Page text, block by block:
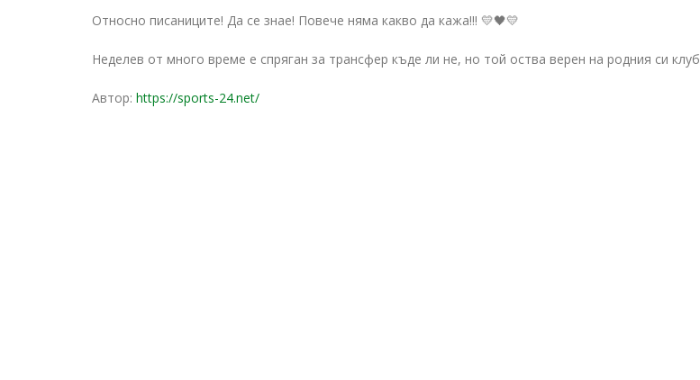
Относно писаниците! Да се знае! Повече няма какво да кажа!!! 💛🖤💛
Неделев от много време е спряган за трансфер къде ли не, но той оства верен на родния си клуб
Автор: https://sports-24.net/